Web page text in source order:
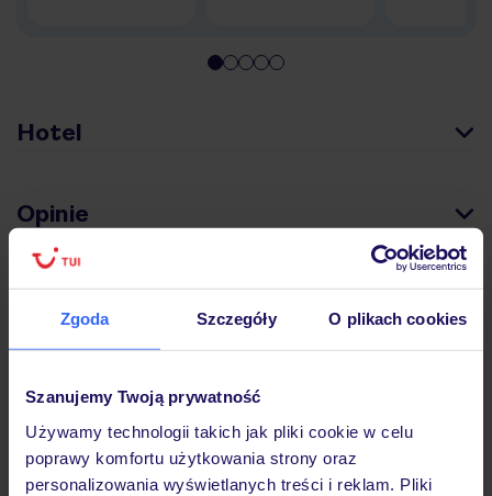
Zgoda Szczegóły O plikach cookies
Szanujemy Twoją prywatność
Używamy technologii takich jak pliki cookie w celu
poprawy komfortu użytkowania strony oraz
personalizowania wyświetlanych treści i reklam. Pliki
Hotel
Opinie
Pokoje
Atrakcje